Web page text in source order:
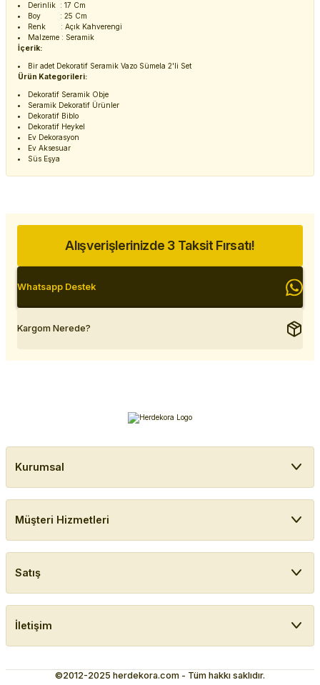
Derinlik : 17 Cm
Boy : 25 Cm
Renk : Açık Kahverengi
Malzeme : Seramik
İçerik:
Bir adet Dekoratif Seramik Vazo Sümela 2'li Set
Ürün Kategorileri:
Dekoratif Seramik Obje
Seramik Dekoratif Ürünler
Dekoratif Biblo
Dekoratif Heykel
Ev Dekorasyon
Ev Aksesuar
Süs Eşya
Alışverişlerinizde 3 Taksit Fırsatı!
Whatsapp Destek
Kargom Nerede?
Kurumsal
Müşteri Hizmetleri
Satış
İletişim
©2012-2025 herdekora.com - Tüm hakkı saklıdır.